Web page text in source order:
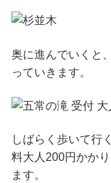
奥に進んでいくと
っていきます。
しばらく歩いて行
料大人200円かか
ます。